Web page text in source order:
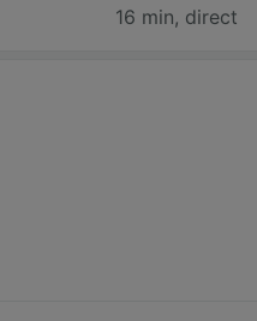
16 min, direct